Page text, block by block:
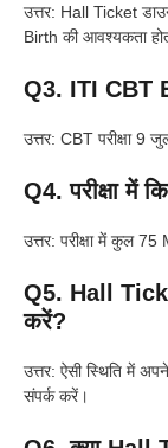
उत्तर: Hall Ticket
Birth की आवश्यकता
Q3. ITI CBT
उत्तर: CBT परीक्षा
Q4. परीक्षा में
उत्तर: परीक्षा में कुल
Q5. Hall
करें?
उत्तर: ऐसी स्थिति में
संपर्क करें।